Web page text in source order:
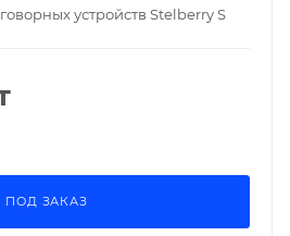
устройств Stelberry S
ПОД ЗАКАЗ